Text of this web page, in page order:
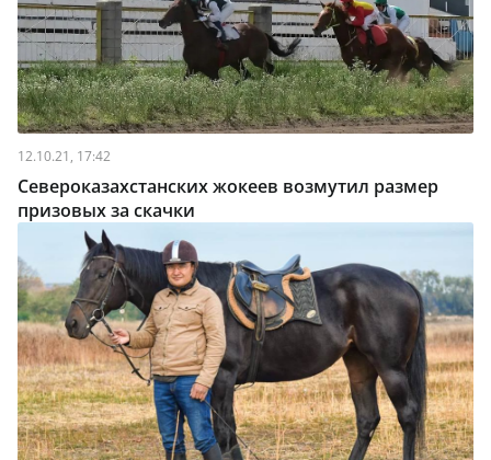
12.10.21, 17:42
Североказахстанских жокеев возмутил размер
призовых за скачки